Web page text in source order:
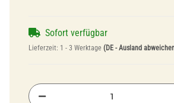
Sofort verfügbar
Lieferzeit: 1 - 3 Werktage (DE - Ausland